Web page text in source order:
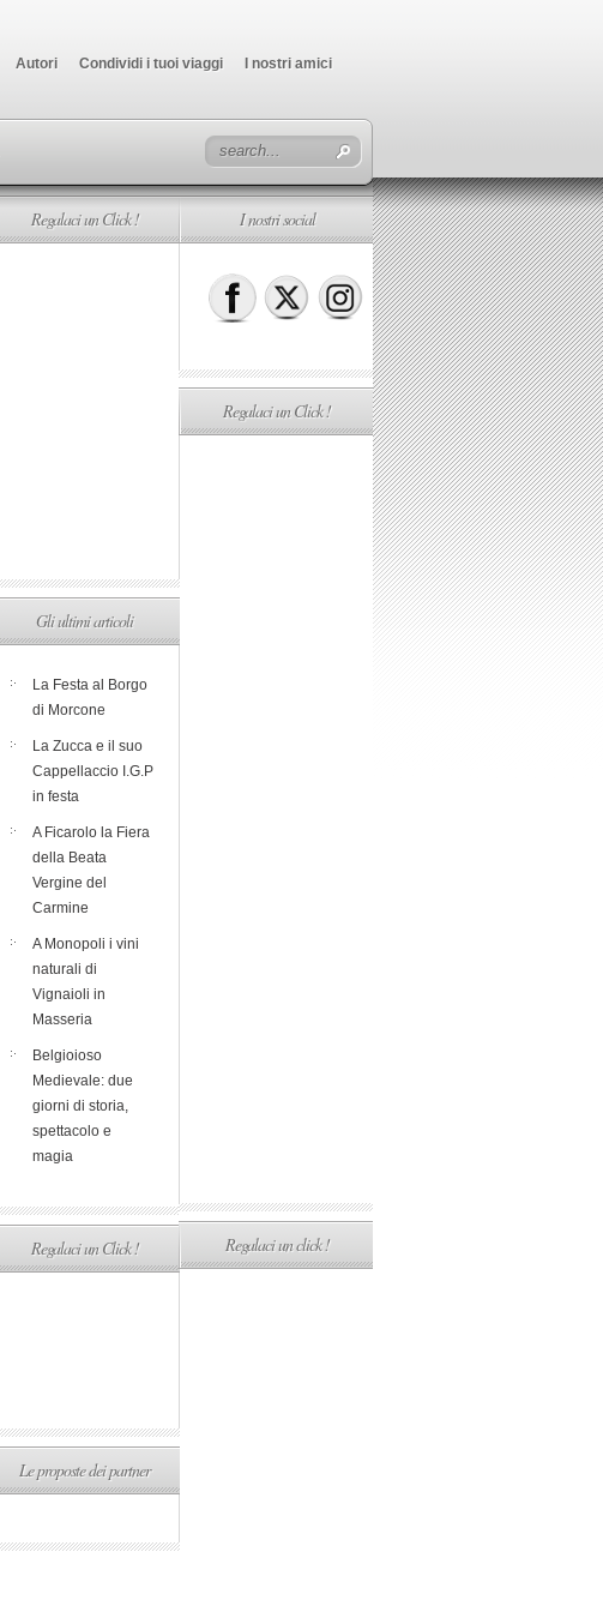
Autori Condividi i tuoi viaggi I nostri amici
Regalaci un Click !
Gli ultimi articoli
La Festa al Borgo
di Morcone
La Zucca e il suo
Cappellaccio I.G.P
in festa
A Ficarolo la Fiera
della Beata
Vergine del
Carmine
A Monopoli i vini
naturali di
Vignaioli in
Masseria
Belgioioso
Medievale: due
giorni di storia,
spettacolo e
magia
Regalaci un Click !
Le proposte dei partner
I nostri social
Regalaci un Click !
Regalaci un click !